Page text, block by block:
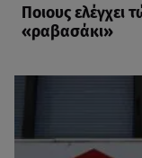
Ποιους ελέγχει
«ραβασάκι»